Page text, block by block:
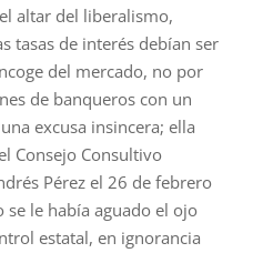
altar del liberalismo,
tasas de interés debían ser
del mercado, no por
de banqueros con un
excusa insincera; ella
Consejo Consultivo
Pérez el 26 de febrero
se le había aguado el ojo
estatal, en ignorancia